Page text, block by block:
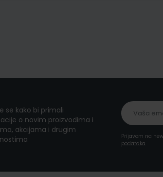
se kako bi primali
o novim proizvodima i
akcijama i drugim
Prijavom na
podataka